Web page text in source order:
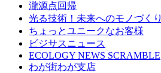
瀧源点回帰
光る技術！未来へのモノづくり
ちょっとユニークなお客様
ビジサスニュース
ECOLOGY NEWS SCRAMBLE
わが街わが支店